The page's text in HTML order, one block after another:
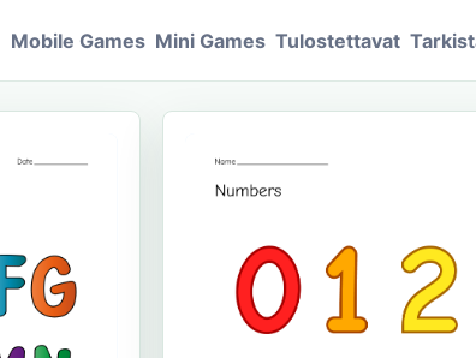
Mobile Games Mini Games Tulostettavat